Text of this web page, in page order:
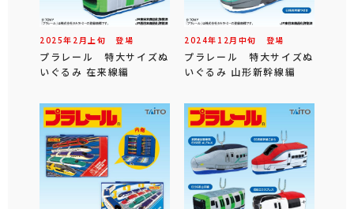
2025年 2 月 上旬 登場
プラレール 特大サイズぬ
いぐるみ 在来線編
2024年 12 月 中旬 登場
プラレール 特大サイズぬ
いぐるみ 山形新幹線編